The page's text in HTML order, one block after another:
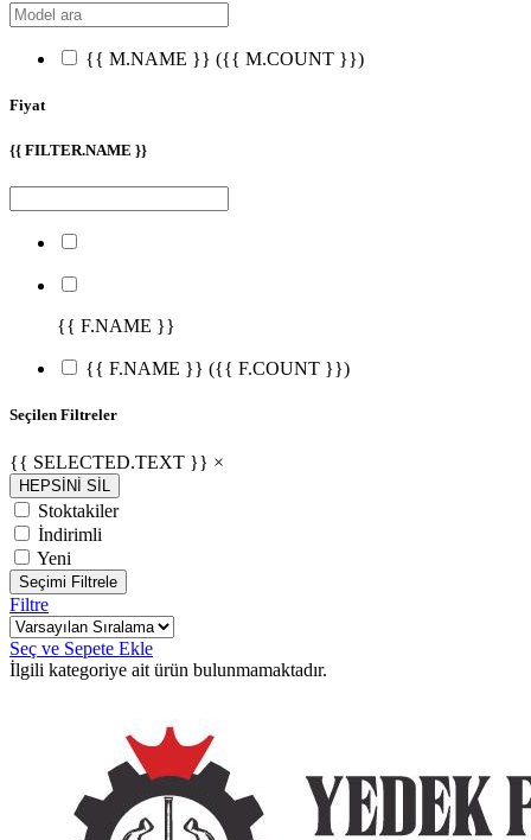
{{ M.NAME }} ({{ M.COUNT }})
Fiyat
{{ FILTER.NAME }}
{{ F.NAME }}
{{ F.NAME }} ({{ F.COUNT }})
Seçilen Filtreler
{{ SELECTED.TEXT }} ×
HEPSİNİ SİL
Stoktakiler
İndirimli
Yeni
Seçimi Filtrele
Filtre
Seç ve Sepete Ekle
İlgili kategoriye ait ürün bulunmamaktadır.